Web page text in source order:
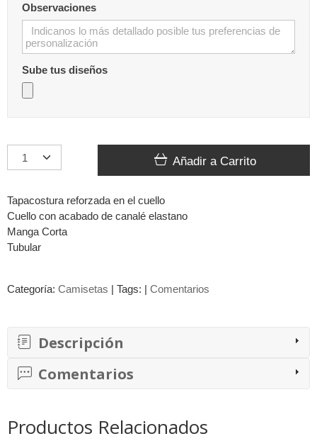
Observaciones
Sube tus diseños
Añadir a Carrito
Tapacostura reforzada en el cuello
Cuello con acabado de canalé elastano
Manga Corta
Tubular
Categoría: Camisetas | Tags: | Comentarios
Descripción
Comentarios
Productos Relacionados